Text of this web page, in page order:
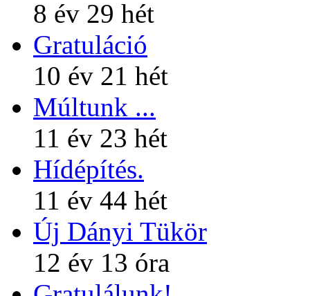
8 év 29 hét
Gratuláció
10 év 21 hét
Múltunk ...
11 év 23 hét
Hídépítés.
11 év 44 hét
Új Dányi Tükör
12 év 13 óra